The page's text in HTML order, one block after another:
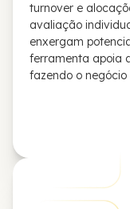
turnover e
avaliação
enxergam
ferramenta apoia
fazendo o